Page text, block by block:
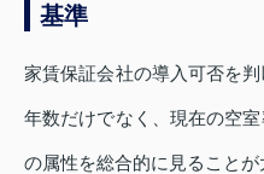
基準
家賃保証会社の導入可否を
年数だけでなく、現在の空
の属性を総合的に見ることが